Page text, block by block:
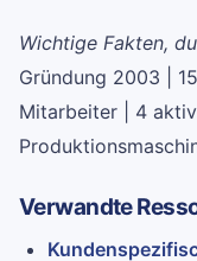
Wichtige Fakten,
Gründung 2003 |
Mitarbeiter | 4
Verwandte